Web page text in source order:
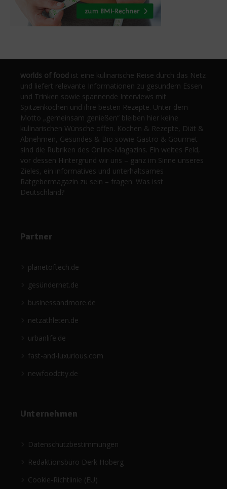
worlds of food ist eine kulinarische Reise durch das Netz
und liefert relevante Informationen zu gesundem Essen
und Trinken sowie spannende Interviews mit
Spitzenköchen und ihre besten Rezepte. Unter dem
Motto „gemeinsam genießen“ bleiben hier keine
kulinarischen Wünsche offen. Kochen & Rezepte, Diät &
Abnehmen, Gesundes & Bio sowie Gastro & Gourmet
sind die Rubriken des Online-Magazins. Ein weites Feld,
vor dessen Hintergrund wir uns – ganz im Sinne unseres
Zieles, ein informatives und unterhaltsames
Ratgebermagazin zu sein – fragen: Was isst
Deutschland?
Partner
planetoftech.de
gesündernet.de
businessandmore.de
netzathleten.de
urbanlife.de
fast-and-luxurious.com
newfoodcity.de
Unternehmen
Datenschutzbestimmungen
Redaktionsbüro Derk Hoberg
Cookie-Richtlinie (EU)